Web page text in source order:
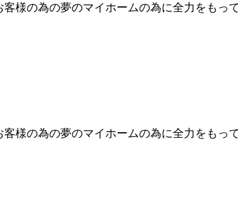
様の為の夢のマイホームの為に全力をもっ
様の為の夢のマイホームの為に全力をもっ